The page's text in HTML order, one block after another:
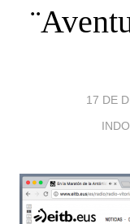
17 DE